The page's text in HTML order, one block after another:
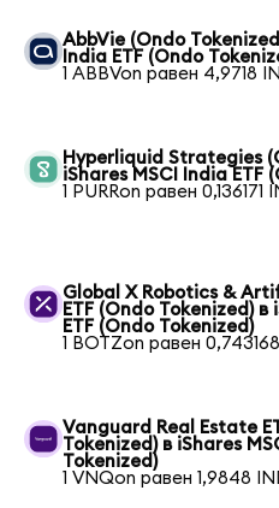
AbbVie (Ondo
India ETF (Ondo
1 ABBVon равен 4,9718
Hyperliquid Strategies
iShares MSCI India ETF
1 PURRon равен 0,136171
Global X Robotics &
ETF (Ondo Tokenized) в
ETF (Ondo Tokenized)
1 BOTZon равен
Vanguard Real Estate
Tokenized) в iShares
Tokenized)
1 VNQon равен 1,9848